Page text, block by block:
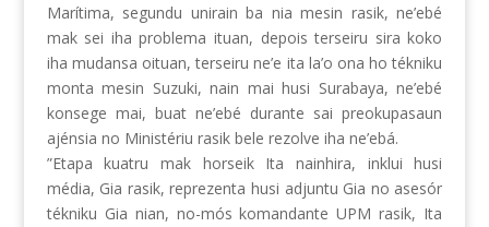
Marítima, segundu unirain ba nia mesin rasik, ne’ebé
mak sei iha problema ituan, depois terseiru sira koko
iha mudansa oituan, terseiru ne’e ita la’o ona ho tékniku
monta mesin Suzuki, nain mai husi Surabaya, ne’ebé
konsege mai, buat ne’ebé durante sai preokupasaun
ajénsia no Ministériu rasik bele rezolve iha ne’ebá.
”Etapa kuatru mak horseik Ita nainhira, inklui husi
média, Gia rasik, reprezenta husi adjuntu Gia no asesór
tékniku Gia nian, no-mós komandante UPM rasik, Ita